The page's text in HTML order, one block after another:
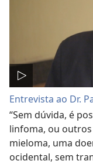
Entrevista ao Dr.
“Sem dúvida, é
linfoma, ou
mieloma, uma
ocidental, sem